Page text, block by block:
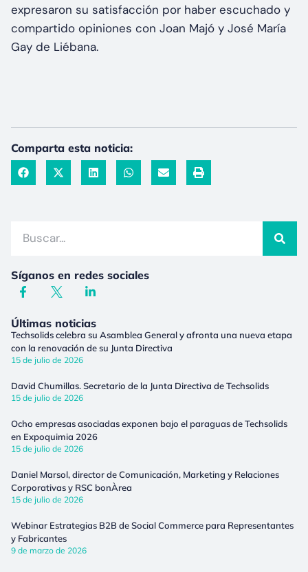
expresaron su satisfacción por haber escuchado y
compartido opiniones con Joan Majó y José María
Gay de Liébana.
Comparta esta noticia:
Síganos en redes sociales
Últimas noticias
Techsolids celebra su Asamblea General y afronta una nueva etapa
con la renovación de su Junta Directiva
15 de julio de 2026
David Chumillas. Secretario de la Junta Directiva de Techsolids
15 de julio de 2026
Ocho empresas asociadas exponen bajo el paraguas de Techsolids
en Expoquimia 2026
15 de julio de 2026
Daniel Marsol, director de Comunicación, Marketing y Relaciones
Corporativas y RSC bonÀrea
15 de julio de 2026
Webinar Estrategias B2B de Social Commerce para Representantes
y Fabricantes
9 de marzo de 2026